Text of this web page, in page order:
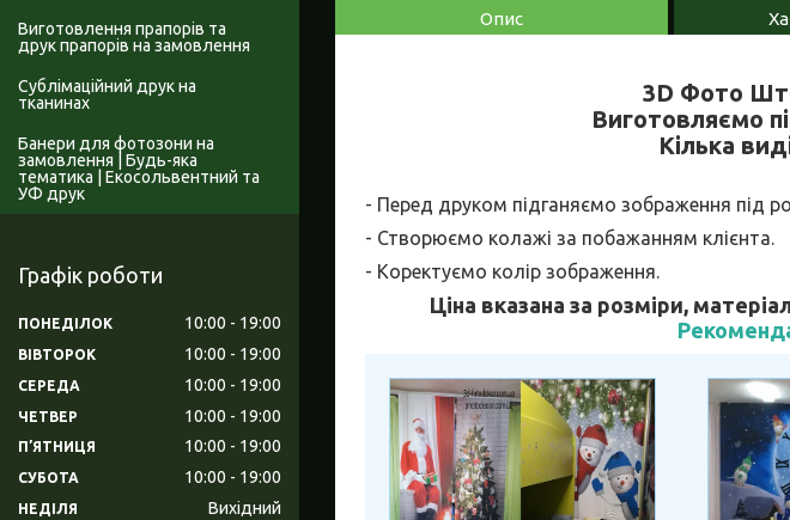
Опис
3D Фото
Виготовляємо
Кілька
- Перед друком підганяємо зображення під
- Створюємо колажі за побажанням клієнта.
- Коректуємо колір зображення.
Ціна вказана за розміри,
Виготовлення прапорів та
друк прапорів на замовлення
Сублімаційний друк на
тканинах
Банери для фотозони на
замовлення | Будь-яка
тематика | Екосольвентний та
УФ друк
Графік роботи
ПОНЕДІЛОК 10:00 19:00
ВІВТОРОК 10:00 19:00
СЕРЕДА 10:00 19:00
ЧЕТВЕР 10:00 19:00
ПʼЯТНИЦЯ 10:00 19:00
СУБОТА 10:00 19:00
НЕДІЛЯ Вихідний